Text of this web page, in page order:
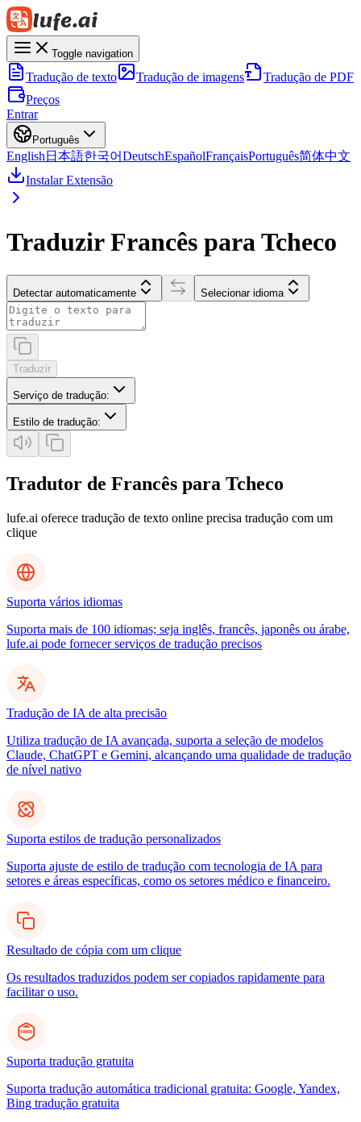
Toggle navigation
Tradução de texto Tradução de imagens
Tradução de PDF
Preços
Entrar
Português
English 日本語한국어DeutschEspañolFrançaisPortuguês简体中文
Instalar Extensão
Traduzir Francês para Tcheco
Detectar automaticamente Selecionar idioma
Traduzir
Serviço de tradução:
Estilo de tradução:
Tradutor de Francês para Tcheco
lufe.ai oferece tradução de texto online precisa tradução com um
clique
Suporta vários idiomas
Suporta mais de 100 idiomas; seja inglês, francês, japonês ou árabe,
lufe.ai pode fornecer serviços de tradução precisos
Tradução de IA de alta precisão
Utiliza tradução de IA avançada, suporta a seleção de modelos
Claude, ChatGPT e Gemini, alcançando uma qualidade de tradução
de nível nativo
Suporta estilos de tradução personalizados
Suporta ajuste de estilo de tradução com tecnologia de IA para
setores e áreas específicas, como os setores médico e financeiro.
Resultado de cópia com um clique
Os resultados traduzidos podem ser copiados rapidamente para
facilitar o uso.
Suporta tradução gratuita
Suporta tradução automática tradicional gratuita: Google, Yandex,
Bing tradução gratuita